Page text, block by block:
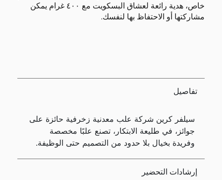
خاص، هدية رائعة لعشاق البسكويت مع ٤٠٠ غرام يمكن
مشاركتها أو الاحتفاظ بها لنفسك.
تفاصيل
سيلفر كرين شركة علب معدنية زخرفية حائزة على
جوائز، في طليعة الابتكار، تصنع علبًا مخصصة
وفريدة بخيال بلا حدود من التصميم حتى الوظيفة.
إرشادات التحضير